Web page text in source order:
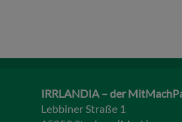
IRRLANDIA – der
Lebbiner Straße 1